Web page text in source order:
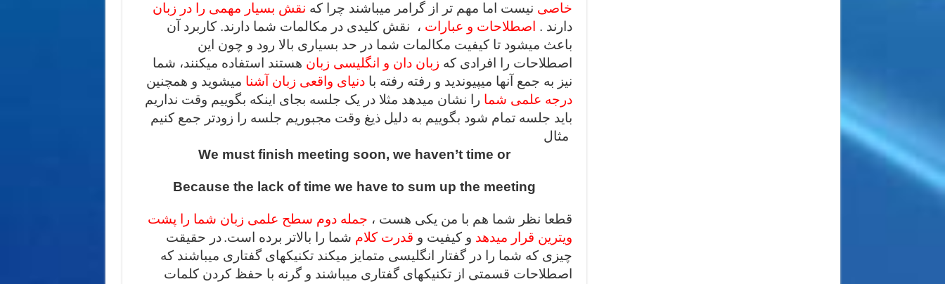
خاصی نیست اما مهم تر از گرامر میباشند چرا که نقش بسیار مهمی را در زبان
دارند . اصطلاحات و عبارات ، نقش کلیدی در مکالمات شما دارند. کاربرد آن
باعث میشود تا کیفیت مکالمات شما در حد بسیاری بالا رود و چون این
اصطلاحات را افرادی که زبان دان و انگلیسی زبان هستند استفاده میکنند، شما
نیز به جمع آنها میپیوندید و رفته رفته بادنیای واقعی زبان آشنا میشوید و همچنین
درجه علمی شما را نشان میدهد مثلا در یک جلسه بجای اینکه بگوییم وقت نداریم
باید جلسه تمام شود بگوییم به دلیل ذیغ وقت مجبوریم جلسه را زودتر جمع کنیم
مثال
We must finish meeting soon, we haven’t time or
Because the lack of time we have to sum up the meeting
قطعا نظر شما هم با من یکی هست ، جمله دوم سطح علمی زبان شما را پشت
ویترین قرار میدهد و کیفیت و قدرت کلام شما را بالاتر برده است. در حقیقت
چیزی که شما را در گفتار انگلیسی متمایز میکند تکنیکهای گفتاری میباشند که
اصطلاحات قسمتی از تکنیکهای گفتاری میباشند و گرنه با حفظ کردن کلمات